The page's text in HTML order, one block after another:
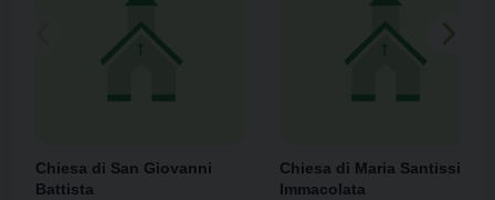
Chiesa di San Giovanni
Battista
Chiesa di Maria Santissima
Immacolata